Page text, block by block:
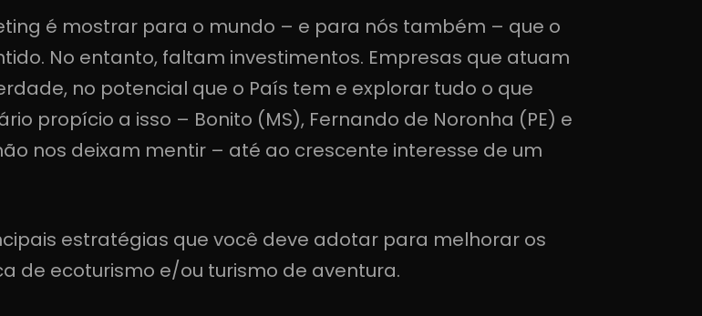
é mostrar para o mundo – e para nós também – que o
No entanto, faltam investimentos. Empresas que atuam
no potencial que o País tem e explorar tudo o que
propício a isso – Bonito (MS), Fernando de Noronha (PE) e
nos deixam mentir – até ao crescente interesse de um
estratégias que você deve adotar para melhorar os
de ecoturismo e/ou turismo de aventura.